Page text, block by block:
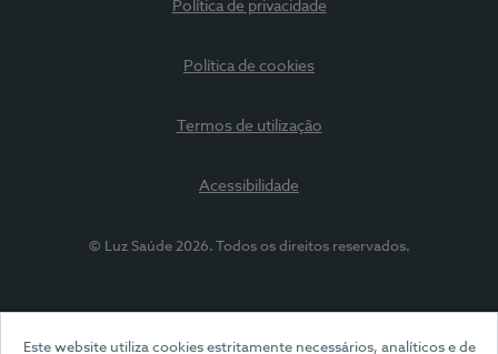
Este website utiliza cookies estritamente necessários, analíticos e de
Política de privacidade
Política de cookies
Termos de utilização
Acessibilidade
© Luz Saúde 2026. Todos os direitos reservados.